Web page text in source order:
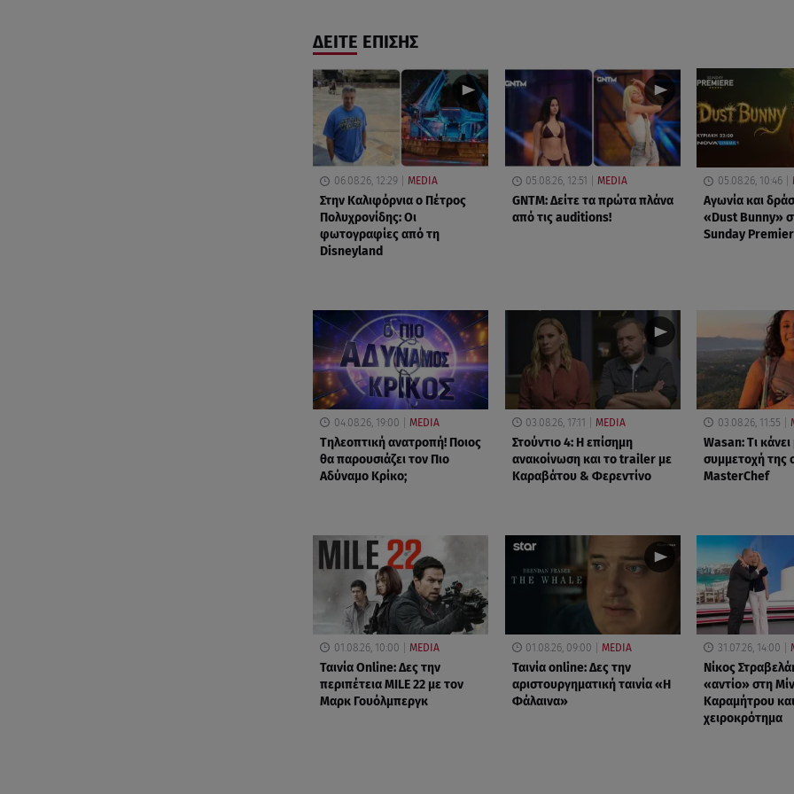
ΔΕΙΤΕ ΕΠΙΣΗΣ
06.08.26, 12:29 MEDIA
Στην Καλιφόρνια ο Πέτρος
Πολυχρονίδης: Οι
φωτογραφίες από τη
Disneyland
05.08.26, 12:51 MEDIA
GNTM: Δείτε τα πρώτα πλάνα
από τις auditions!
05.08.26, 10:46
Αγωνία και
«Dust Bunny»
Sunday
04.08.26, 19:00 MEDIA
Τηλεοπτική ανατροπή! Ποιος
θα παρουσιάζει τον Πιο
Αδύναμο Κρίκο;
03.08.26, 17:11 MEDIA
Στούντιο 4: Η επίσημη
ανακοίνωση και το trailer με
Καραβάτου & Φερεντίνο
03.08.26, 11:55
Wasan: Tι
συμμετοχή της
MasterChef
01.08.26, 10:00 MEDIA
Ταινία Online: Δες την
περιπέτεια MILE 22 με τον
Μαρκ Γουόλμπεργκ
01.08.26, 09:00 MEDIA
Ταινία online: Δες την
αριστουργηματική ταινία «Η
Φάλαινα»
31.07.26, 14:00
Νίκος
«αντίο» στη
Καραμήτρου
χειροκρότημα